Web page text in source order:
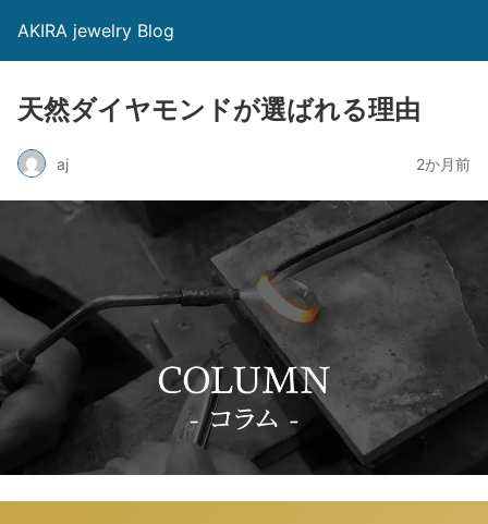
AKIRA jewelry Blog
天然ダイヤモンドが選ばれる理由
aj 2か月前